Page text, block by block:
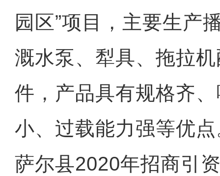
园区”项目，主要生产
溉水泵、犁具、拖拉
件，产品具有规格齐
小、过载能力强等优
萨尔县2020年招商引